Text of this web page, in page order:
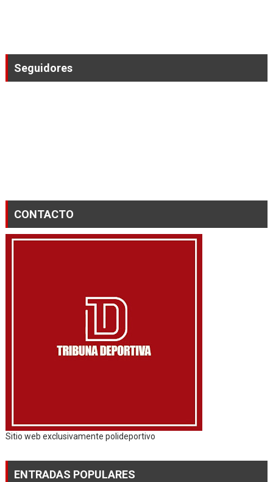
Seguidores
CONTACTO
Sitio web exclusivamente polideportivo
ENTRADAS POPULARES